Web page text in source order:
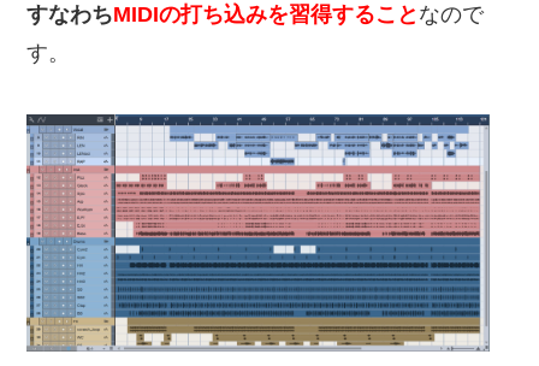
すなわちMIDIの打ち込みを習得すること なので
す。